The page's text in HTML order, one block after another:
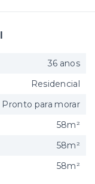
36 anos
Residencial
Pronto para morar
58m²
58m²
58m²